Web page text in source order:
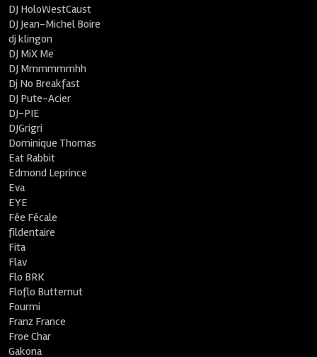
DJ HoloWestCaust
DJ Jean-Michel Boire
dj klingon
DJ MiX Me
DJ Mmmmmmhh
Dj No Breakfast
DJ Pute-Acier
DJ-PIE
DJGrigri
Dominique Thomas
Eat Rabbit
Edmond Leprince
Eva
EYE
Fée Fécale
fildentaire
Fita
Flav
Flo BRK
Floflo Butternut
Fourmi
Franz France
Froe Char
Gakona